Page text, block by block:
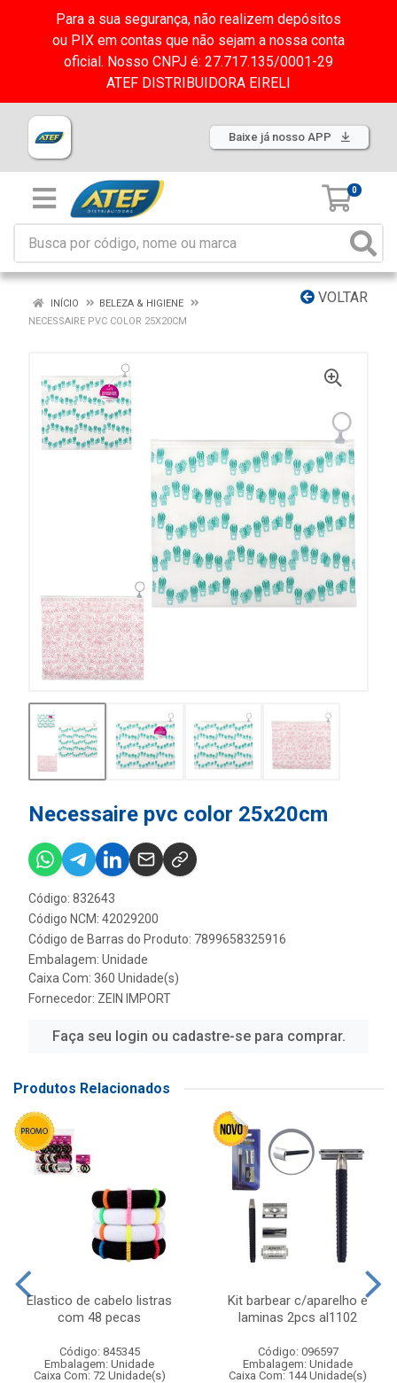
Para a sua segurança, não realizem depósitos
ou PIX em contas que não sejam a nossa conta
oficial. Nosso CNPJ é: 27.717.135/0001-29
ATEF DISTRIBUIDORA EIRELI
Baixe já nosso APP
0
VOLTAR
INÍCIO
BELEZA & HIGIENE
NECESSAIRE PVC COLOR 25X20CM
Necessaire pvc color 25x20cm
Código: 832643
Código NCM: 42029200
Código de Barras do Produto: 7899658325916
Embalagem: Unidade
Caixa Com: 360 Unidade(s)
Fornecedor: ZEIN IMPORT
Faça seu login ou cadastre-se para comprar.
Produtos Relacionados
Elastico de cabelo listras
com 48 pecas
Código: 845345
Embalagem: Unidade
Caixa Com: 72 Unidade(s)
Kit barbear c/aparelho e
laminas 2pcs al1102
Código: 096597
Embalagem: Unidade
Caixa Com: 144 Unidade(s)